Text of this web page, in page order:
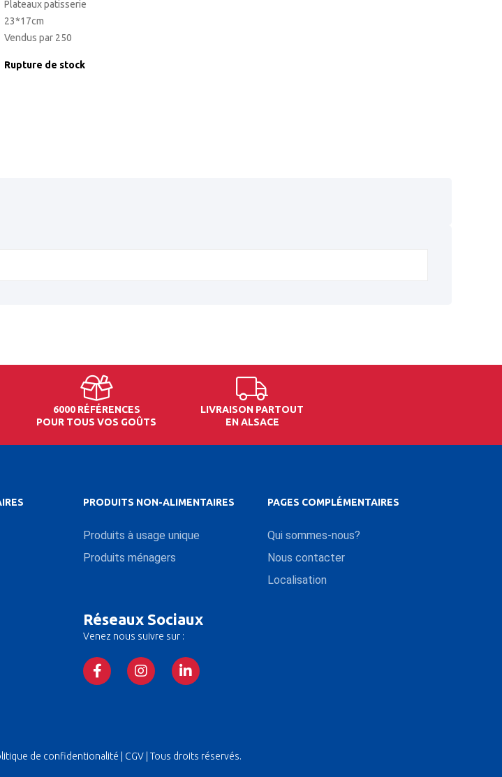
Plateaux patisserie
23*17cm
Vendus par 250
Rupture de stock
6000 RÉFÉRENCES
POUR TOUS VOS GOÛTS
LIVRAISON PARTOUT
EN ALSACE
PRODUITS NON-ALIMENTAIRES
Produits à usage unique
Produits ménagers
Réseaux Sociaux
Venez nous suivre sur :
PAGES COMPLÉMENTAIRES
Qui sommes-nous?
Nous contacter
Localisation
de confidentionalité CGV | Tous droits réservés.